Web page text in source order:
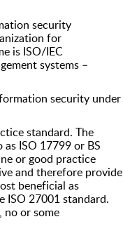
security
for
is ISO/IEC
systems –
security under
standard. The
ISO 17799 or BS
or good practice
and therefore provide
beneficial as
ISO 27001 standard.
no or some